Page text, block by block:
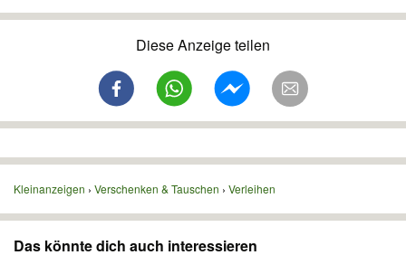
Diese Anzeige teilen
Kleinanzeigen Verschenken & Tauschen Verleihen
Das könnte dich auch interessieren